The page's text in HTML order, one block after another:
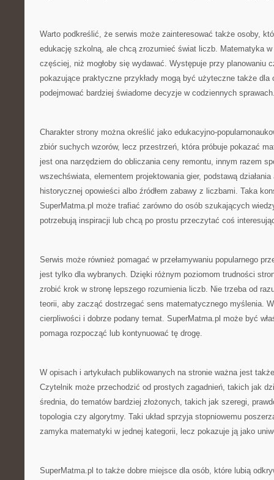
Warto podkreślić, że serwis może zainteresować także osoby,
edukację szkolną, ale chcą zrozumieć świat liczb. Matematyka w
częściej, niż mogłoby się wydawać. Występuje przy planowaniu
pokazujące praktyczne przykłady mogą być użyteczne także
podejmować bardziej świadome decyzje w codziennych
Charakter strony można określić jako edukacyjno-
zbiór suchych wzorów, lecz przestrzeń, która próbuje pokazać
jest ona narzędziem do obliczania ceny remontu, innym razem
wszechświata, elementem projektowania gier, podstawą
historycznej opowieści albo źródłem zabawy z liczbami. Taka
SuperMatma.pl może trafiać zarówno do osób szukających
potrzebują inspiracji lub chcą po prostu przeczytać coś
Serwis może również pomagać w przełamywaniu popularnego
jest tylko dla wybranych. Dzięki różnym poziomom trudności
zrobić krok w stronę lepszego rozumienia liczb. Nie trzeba od
teorii, aby zacząć dostrzegać sens matematycznego myślenia.
cierpliwości i dobrze podany temat. SuperMatma.pl może być
pomaga rozpocząć lub kontynuować tę drogę.
W opisach i artykułach publikowanych na stronie ważna jest
Czytelnik może przechodzić od prostych zagadnień, takich jak
średnia, do tematów bardziej złożonych, takich jak szeregi,
topologia czy algorytmy. Taki układ sprzyja stopniowemu
zamyka matematyki w jednej kategorii, lecz pokazuje ją jako
SuperMatma.pl to także dobre miejsce dla osób, które lubią